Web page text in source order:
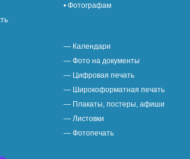
• Фотографам
— Календари
— Фото на документы
— Цифровая печать
— Широкоформатная печать
— Плакаты, постеры, афиши
— Листовки
— Фотопечать